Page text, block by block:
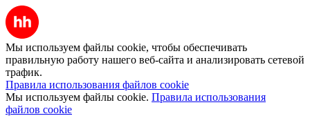
Мы используем файлы cookie, чтобы обеспечивать
правильную работу нашего веб-сайта и анализировать сетевой
трафик.
Правила использования файлов cookie
Мы используем файлы cookie. Правила использования
файлов cookie